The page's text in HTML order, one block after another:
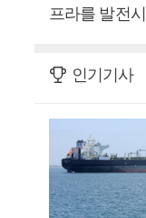
프라를 발전
인기기사